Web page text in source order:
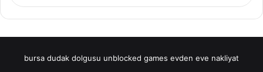
bursa dudak dolgusu unblocked games evden eve nakliyat